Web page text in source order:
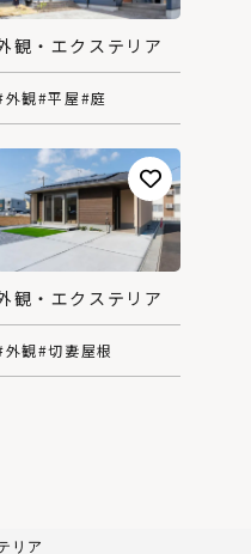
観・エクステリア
外観#平屋#庭
観・エクステリア
外観#切妻屋根
リア